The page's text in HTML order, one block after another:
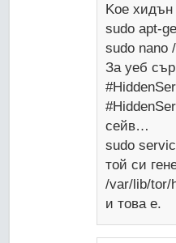
Koe
sudo apt-
sudo nano
За уеб
сейв…
sudo
той си
/var/lib/tor/
и това е.